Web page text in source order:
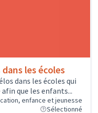
les écoles
dans les écoles qui
que les enfants...
enfance et jeunesse
Sélectionné